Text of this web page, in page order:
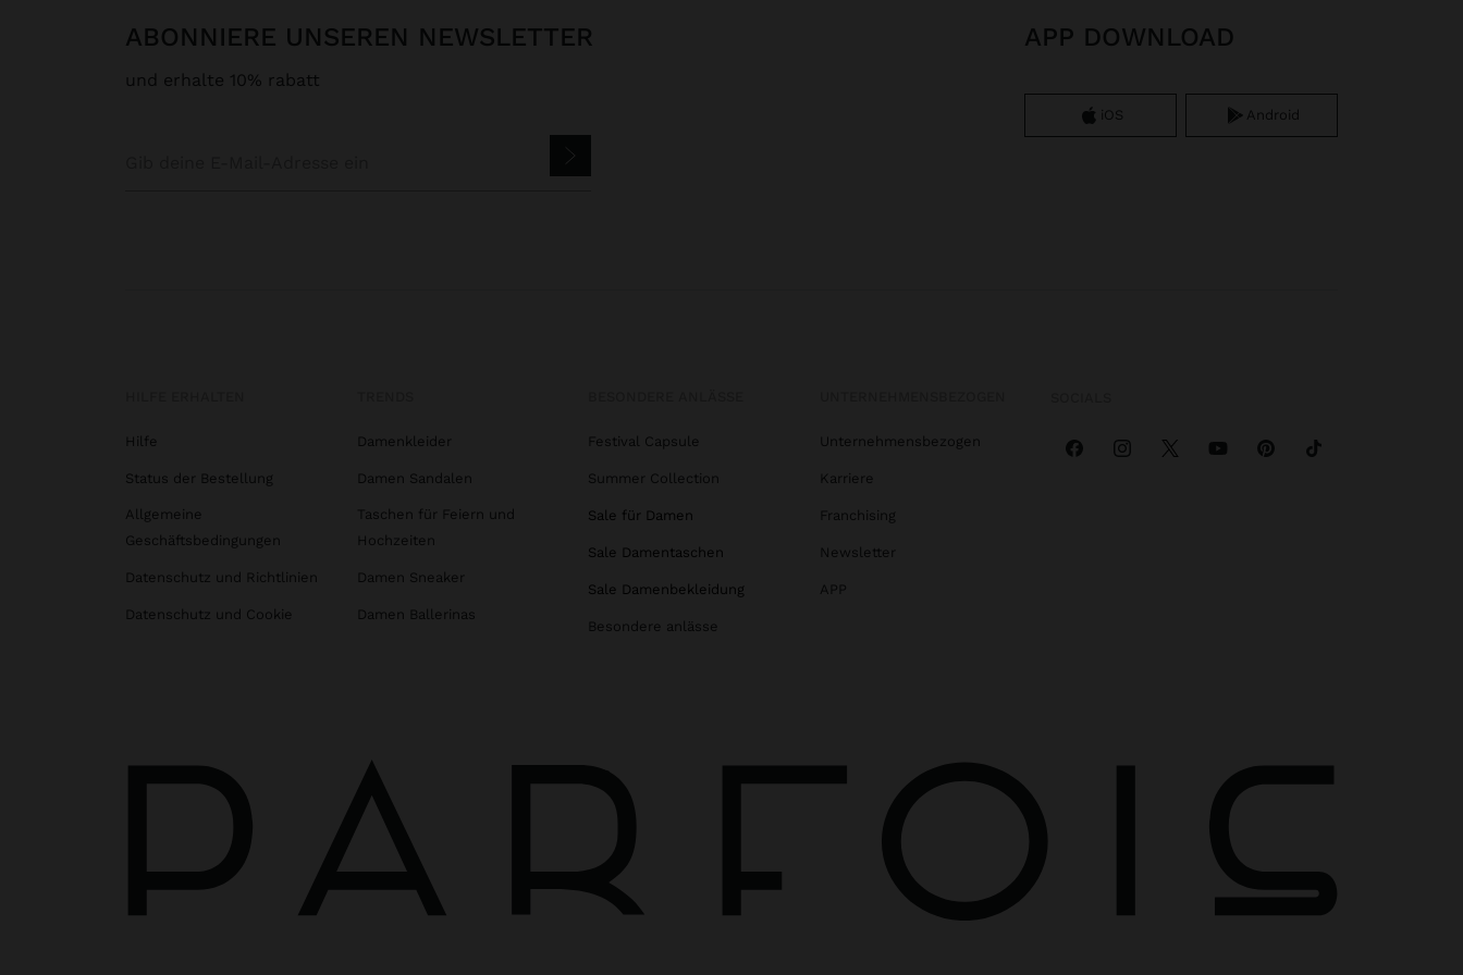
ABONNIERE UNSEREN NEWSLETTER
und erhalte 10% rabatt
APP DOWNLOAD
iOS Android
Hilfe
Status der Bestellung
Allgemeine
Geschäftsbedingungen
Datenschutz und Richtlinien
Datenschutz und Cookie
Damenkleider
Damen Sandalen
Taschen für Feiern und
Hochzeiten
Damen Sneaker
Damen Ballerinas
Festival Capsule
Summer Collection
Sale für Damen
Sale Damentaschen
Sale Damenbekleidung
Besondere anlässe
Unternehmensbezogen
Karriere
Franchising
Newsletter
APP